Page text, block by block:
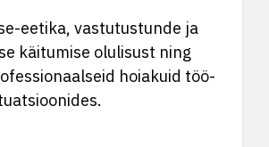
eetika, vastutustunde ja
käitumise olulisust ning
hoiakuid töö-